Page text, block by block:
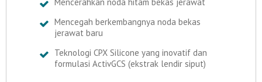
Mencegah berkembangnya noda bekas
jerawat baru
Teknologi CPX Silicone yang inovatif dan
formulasi ActivGCS (ekstrak lendir siput)